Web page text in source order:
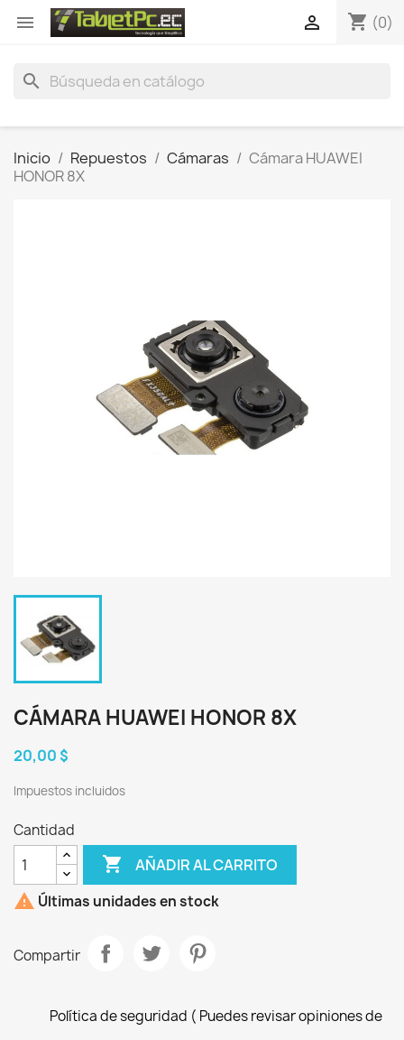
 shopping_cart (0)

search
Inicio Repuestos Cámaras
Cámara HUAWEI
HONOR 8X
CÁMARA HUAWEI HONOR 8X
20,00 $
Impuestos incluidos
Cantidad
 AÑADIR AL CARRITO
 Últimas unidades en stock
Compartir
Política de seguridad ( Puedes revisar opiniones de